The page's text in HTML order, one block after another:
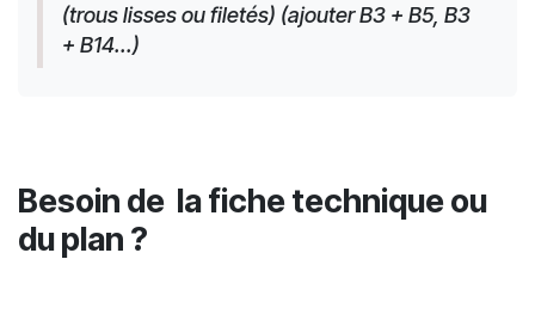
(trous lisses ou filetés) (ajouter B3 + B5, B3
+ B14...)
Besoin de la fiche technique ou
du plan ?